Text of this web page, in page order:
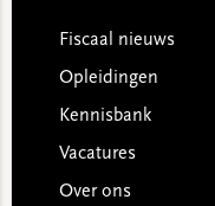
Footer
Fiscaal nieuws
Opleidingen
Kennisbank
Vacatures
Over ons